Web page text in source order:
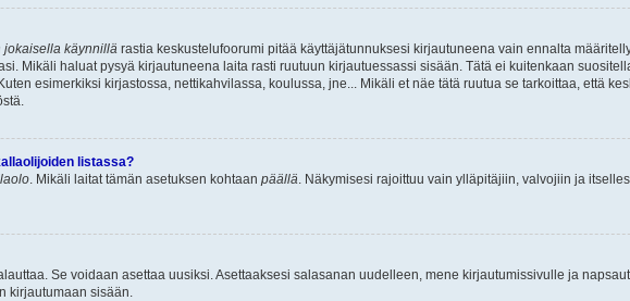
jokaisella käynnillä rastia keskustelufoorumi pitää käyttäjätunnuksesi kirjautuneena vain ennalta
Mikäli haluat pysyä kirjautuneena laita rasti ruutuun kirjautuessassi sisään. Tätä ei kuitenkaan
esimerkiksi kirjastossa, nettikahvilassa, koulussa, jne... Mikäli et näe tätä ruutua se tarkoittaa, että
listassa?
. Mikäli laitat tämän asetuksen kohtaan päällä. Näkymisesi rajoittuu vain ylläpitäjiin, valvojiin ja
Se voidaan asettaa uusiksi. Asettaaksesi salasanan uudelleen, mene kirjautumissivulle ja
kirjautumaan sisään.